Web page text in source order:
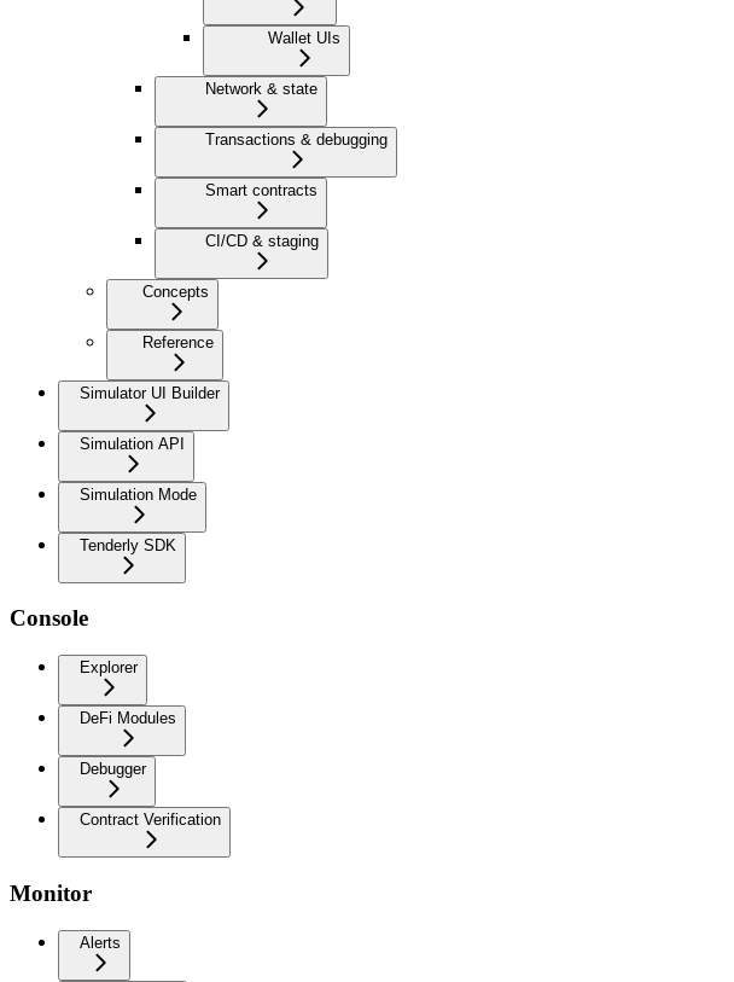
Wallet UIs
Network & state
Transactions & debugging
Smart contracts
CI/CD & staging
Concepts
Reference
Simulator UI Builder
Simulation API
Simulation Mode
Tenderly SDK
Console
Explorer
DeFi Modules
Debugger
Contract Verification
Monitor
Alerts